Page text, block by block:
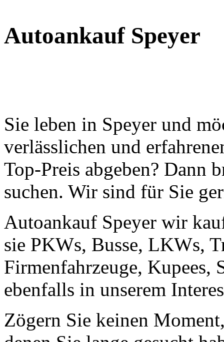
Autoankauf Speyer
Sie leben in Speyer und
verlässlichen und
Top-Preis abgeben? Dann
suchen. Wir sind für Sie
Autoankauf Speyer wir
sie PKWs, Busse, LKWs,
Firmenfahrzeuge, Kupees,
ebenfalls in unserem
Zögern Sie keinen